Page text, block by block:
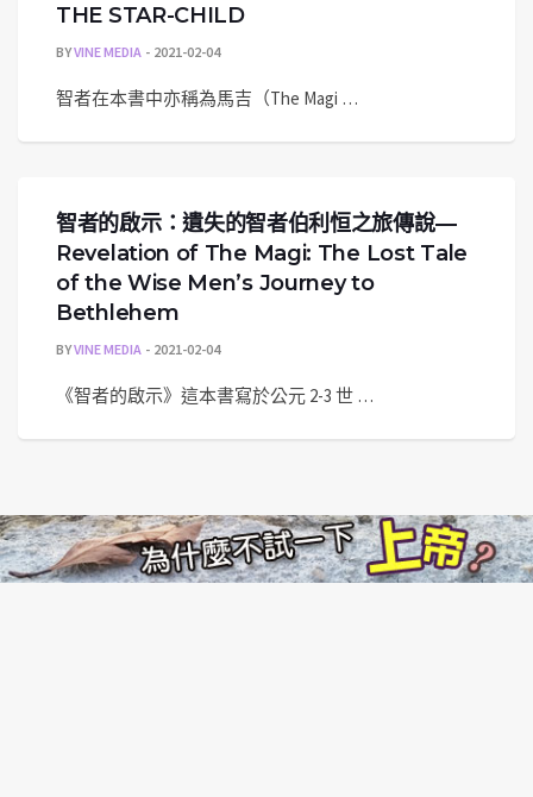
THE STAR-CHILD
BYVINE MEDIA 2021-02-04
智者在本書中亦稱為馬吉（The Magi …
智者的啟示：遺失的智者伯利恒之旅傳說—
Revelation of The Magi: The Lost Tale
of the Wise Men’s Journey to
Bethlehem
BYVINE MEDIA 2021-02-04
《智者的啟示》這本書寫於公元 2-3 世 …